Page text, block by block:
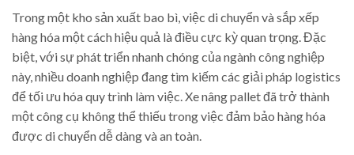
Trong một kho sản xuất bao bì, việc di chuyển và sắp xếp
hàng hóa một cách hiệu quả là điều cực kỳ quan trọng. Đặc
biệt, với sự phát triển nhanh chóng của ngành công nghiệp
này, nhiều doanh nghiệp đang tìm kiếm các giải pháp logistics
để tối ưu hóa quy trình làm việc. Xe nâng pallet đã trở thành
một công cụ không thể thiếu trong việc đảm bảo hàng hóa
được di chuyển dễ dàng và an toàn.